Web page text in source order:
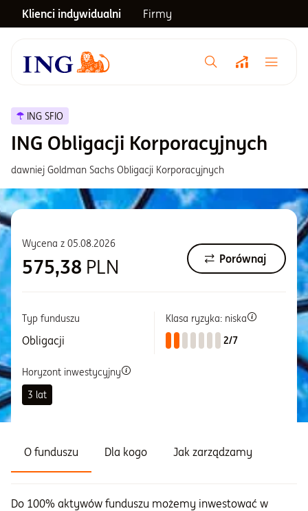
Klienci indywidualni Firmy
Menu główne
Notowania
Inwestycje
Blog
Informacje i dokumenty
O nas
Zaloguj
ING SFIO
ING Obligacji Korporacyjnych
dawniej Goldman Sachs Obligacji Korporacyjnych
Wycena z 05.08.2026
575,38 PLN Porównaj
Typ funduszu
Obligacji
Klasa ryzyka: niska
2/7
Horyzont inwestycyjny
3 lat
O funduszu Dla kogo Jak zarządzamy
Do 100% aktywów funduszu możemy inwestować w